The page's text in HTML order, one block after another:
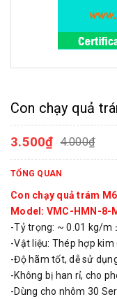
Con chạy quả
3.500₫ 4.000₫
TỔNG QUAN
Con chạy quả trám
Model: VMC-HMN-8-
-Tỷ trọng: ~ 0.01 kg/m
-Vật liệu: Thép hợp kim
-Độ hãm tốt, dễ sử
-Không bị han rỉ, cho
-Dùng cho nhôm 30